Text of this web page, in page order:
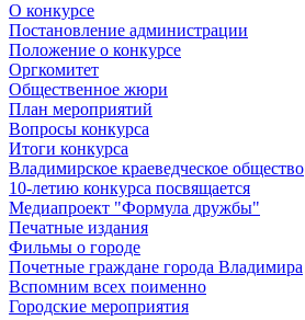
О конкурсе
Постановление администрации
Положение о конкурсе
Оргкомитет
Общественное жюри
План мероприятий
Вопросы конкурса
Итоги конкурса
Владимирское краеведческое общество
10-летию конкурса посвящается
Медиапроект "Формула дружбы"
Печатные издания
Фильмы о городе
Почетные граждане города Владимира
Вспомним всех поименно
Городские мероприятия